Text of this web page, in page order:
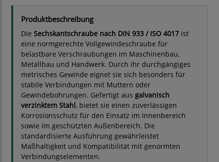
Produktbeschreibung
Die Sechskantschraube nach DIN 933 / ISO 4017 ist
eine normgerechte Vollgewindeschraube für
belastbare Verschraubungen im Maschinenbau,
Metallbau und Handwerk. Durch ihr durchgängiges
metrisches Gewinde eignet sie sich besonders für
stabile Verbindungen mit Muttern oder
Gewindebohrungen. Gefertigt aus galvanisch
verzinktem Stahl, bietet sie einen zuverlässigen
Korrosionsschutz für den Einsatz im Innenbereich
sowie im geschützten Außenbereich. Die
standardisierte Ausführung gewährleistet
Maßhaltigkeit und Kompatibilität mit genormten
Verbindungselementen.